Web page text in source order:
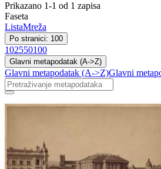
Prikazano 1-1 od 1 zapisa
Faseta
ListaMreža
Po stranici: 100
102550100
Glavni metapodatak (A->Z)
Glavni metapodatak (A->Z)Glavni